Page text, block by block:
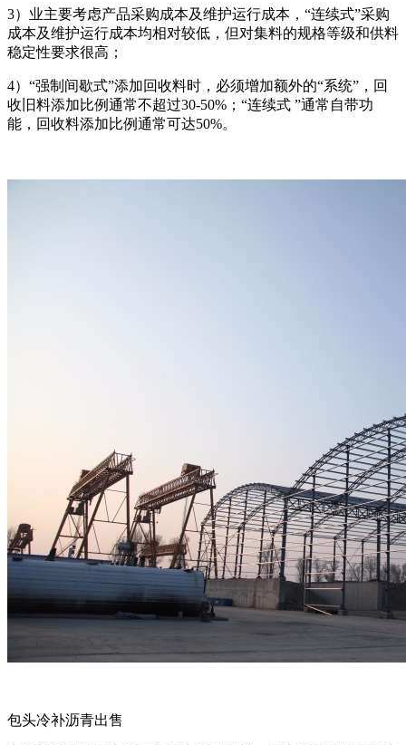
3）业主要考虑产品采购成本及维护运行成本，“连续式”采购
成本及维护运行成本均相对较低，但对集料的规格等级和供料
稳定性要求很高；
4）“强制间歇式”添加回收料时，必须增加额外的“系统”，回
收旧料添加比例通常不超过30-50%；“连续式 ”通常自带功
能，回收料添加比例通常可达50%。
包头冷补沥青出售